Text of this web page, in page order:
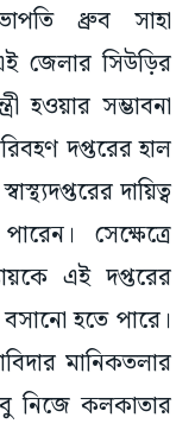
ধ্রুব সাহা
জেলার সিউড়ির
হওয়ার সম্ভাবনা
দপ্তরের হাল
দায়িত্ব
সেক্ষেত্রে
এই দপ্তরের
হতে পারে।
মানিকতলার
নিজে কলকাতার